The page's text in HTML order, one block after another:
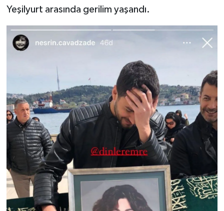
Yeşilyurt arasında gerilim yaşandı.